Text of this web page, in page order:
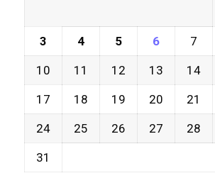
3 4 5 6 7
10 11 12 13 14
17 18 19 20 21
24 25 26 27 28
31